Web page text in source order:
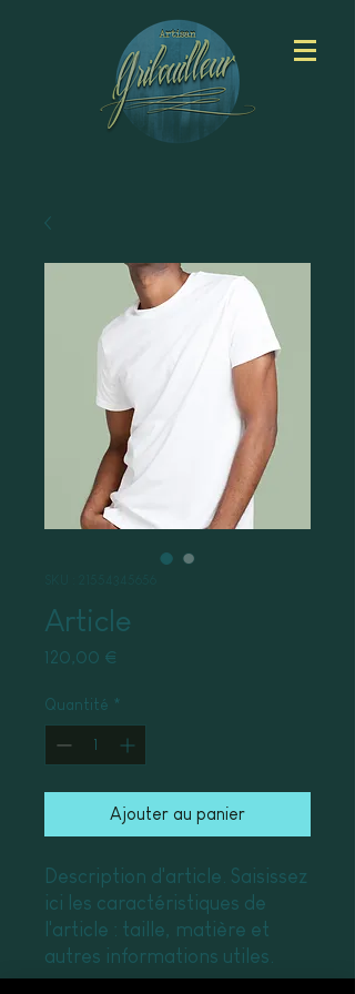
Article
120,00 €
Quantité *
Ajouter au panier
Description d'article. Saisissez
ici les caractéristiques de
l'article : taille, matière et
autres informations utiles.